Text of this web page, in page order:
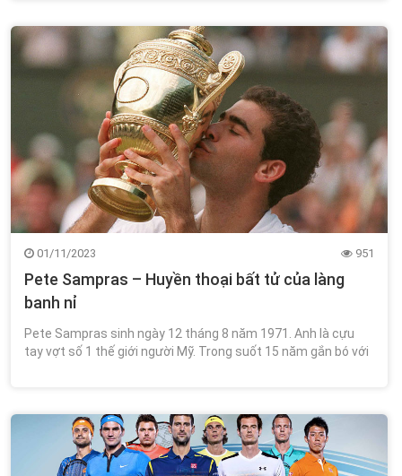
01/11/2023 951
Pete Sampras – Huyền thoại bất tử của làng
banh nỉ
Pete Sampras sinh ngày 12 tháng 8 năm 1971. Anh là cựu
tay vợt số 1 thế giới người Mỹ. Trong suốt 15 năm gắn bó với